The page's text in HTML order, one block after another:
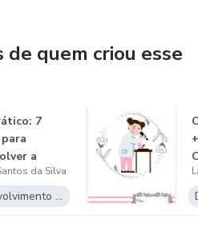
quem criou esse
7
a
da Silva
Desenvolvimento Pessoal